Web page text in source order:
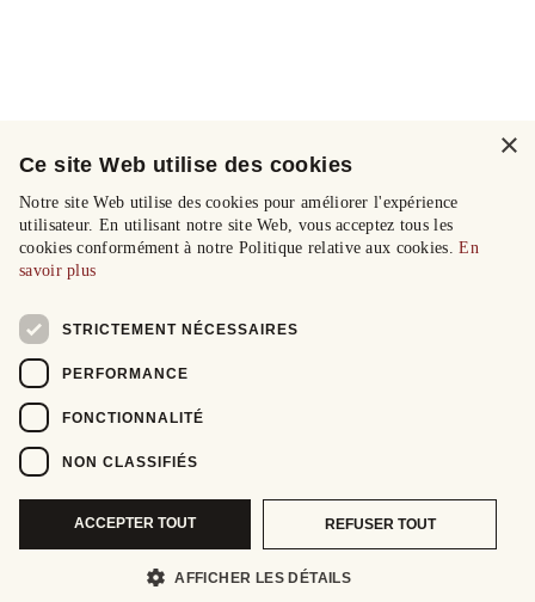
×
Ce site Web utilise des cookies
Notre site Web utilise des cookies pour améliorer l'expérience
utilisateur. En utilisant notre site Web, vous acceptez tous les
cookies conformément à notre Politique relative aux cookies.En
savoir plus
STRICTEMENT NÉCESSAIRES
PERFORMANCE
FONCTIONNALITÉ
NON CLASSIFIÉS
ACCEPTER TOUT REFUSER TOUT
AFFICHER LES DÉTAILS